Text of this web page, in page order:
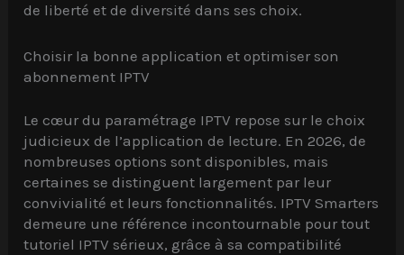
de liberté et de diversité dans ses choix.
Choisir la bonne application et optimiser son
abonnement IPTV
Le cœur du paramétrage IPTV repose sur le choix
judicieux de l’application de lecture. En 2026, de
nombreuses options sont disponibles, mais
certaines se distinguent largement par leur
convivialité et leurs fonctionnalités. IPTV Smarters
demeure une référence incontournable pour tout
tutoriel IPTV sérieux, grâce à sa compatibilité